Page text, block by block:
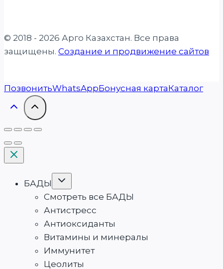
© 2018 - 2026 Арго Казахстан. Все права
защищены. Создание и продвижение сайтов
ПозвонитьWhatsAppБонусная картаКаталог
БАДЫ
Переключить
Смотреть все БАДЫ
Антистресс
Антиоксиданты
Витамины и минералы
Иммунитет
Цеолиты